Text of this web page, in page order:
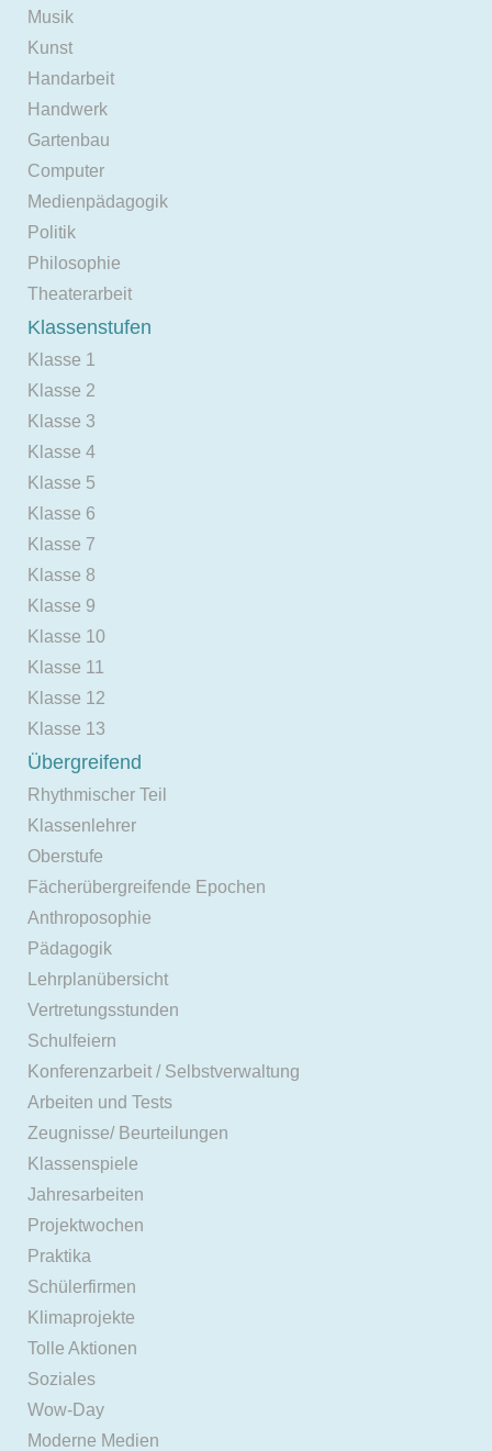
Musik
Kunst
Handarbeit
Handwerk
Gartenbau
Computer
Medienpädagogik
Politik
Philosophie
Theaterarbeit
Klassenstufen
Klasse 1
Klasse 2
Klasse 3
Klasse 4
Klasse 5
Klasse 6
Klasse 7
Klasse 8
Klasse 9
Klasse 10
Klasse 11
Klasse 12
Klasse 13
Übergreifend
Rhythmischer Teil
Klassenlehrer
Oberstufe
Fächerübergreifende Epochen
Anthroposophie
Pädagogik
Lehrplanübersicht
Vertretungsstunden
Schulfeiern
Konferenzarbeit / Selbstverwaltung
Arbeiten und Tests
Zeugnisse/ Beurteilungen
Klassenspiele
Jahresarbeiten
Projektwochen
Praktika
Schülerfirmen
Klimaprojekte
Tolle Aktionen
Soziales
Wow-Day
Moderne Medien